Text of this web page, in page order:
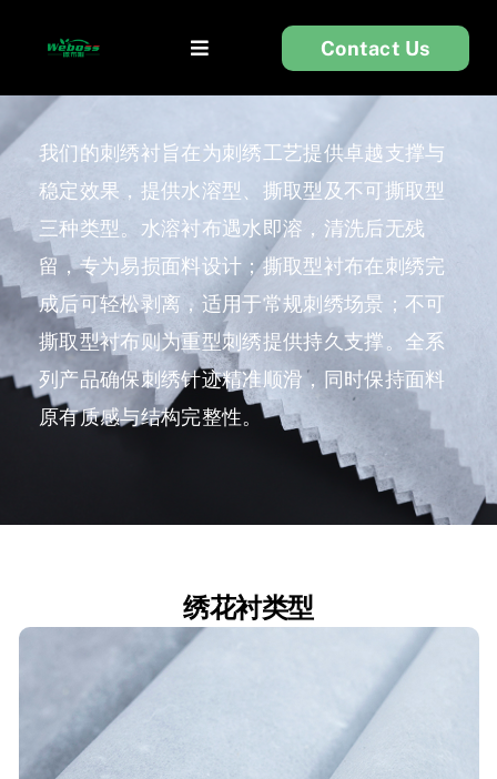
Toggle
首页
衬布
服装辅料
无纺布
关于我们
Contact Us
我们的刺绣衬旨在为刺绣工艺提供卓越支撑与
稳定效果，提供水溶型、撕取型及不可撕取型
三种类型。水溶衬布遇水即溶，清洗后无残
留，专为易损面料设计；撕取型衬布在刺绣完
成后可轻松剥离，适用于常规刺绣场景；不可
撕取型衬布则为重型刺绣提供持久支撑。全系
列产品确保刺绣针迹精准顺滑，同时保持面料
原有质感与结构完整性。
绣花衬类型